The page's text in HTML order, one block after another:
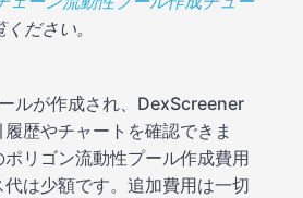
ださい。
ルが作成され、DexScreener
歴やチャートを確認できま
リゴン流動性プール作成費用
は少額です。追加費用は一切